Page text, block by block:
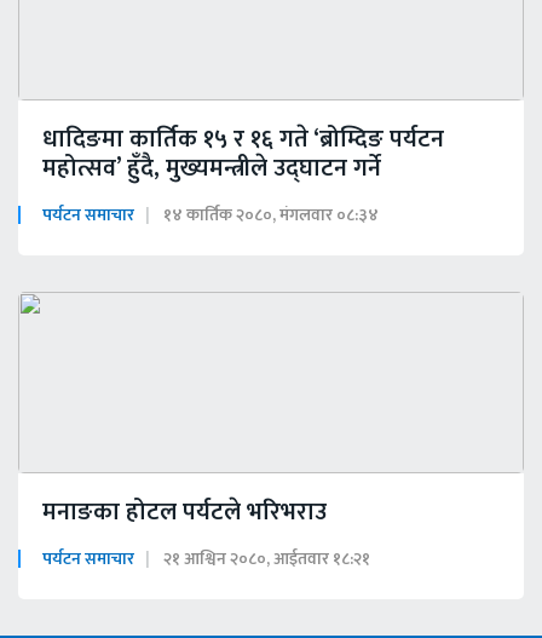
धादिङमा कार्तिक १५ र १६ गते ‘ब्रोम्दिङ पर्यटन
महोत्सव’ हुँदै, मुख्यमन्त्रीले उद्घाटन गर्ने
पर्यटन समाचार १४ कार्तिक २०८०, मंगलवार ०८:३४
मनाङका होटल पर्यटले भरिभराउ
पर्यटन समाचार २१ आश्विन २०८०, आईतवार १८:२१